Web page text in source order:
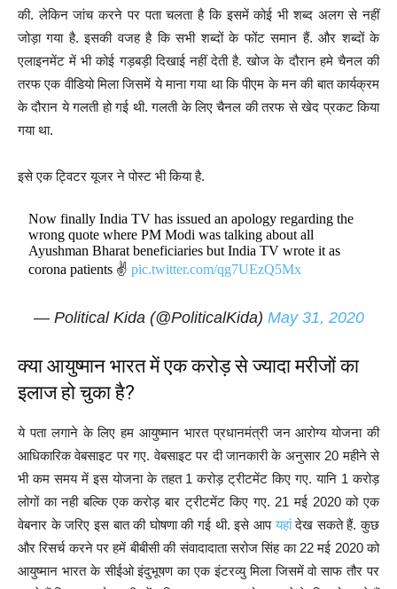
की. लेकिन जांच करने पर पता चलता है कि इसमें कोई भी शब्द अलग से नहीं
जोड़ा गया है. इसकी वजह है कि सभी शब्दों के फोंट समान हैं. और शब्दों के
एलाइनमेंट में भी कोई गड़बड़ी दिखाई नहीं देती है. खोज के दौरान हमे चैनल की
तरफ एक वीडियो मिला जिसमें ये माना गया था कि पीएम के मन की बात कार्यक्रम
के दौरान ये गलती हो गई थी. गलती के लिए चैनल की तरफ से खेद प्रकट किया
गया था.
इसे एक ट्विटर यूजर ने पोस्ट भी किया है.
Now finally India TV has issued an apology regarding the
wrong quote where PM Modi was talking about all
Ayushman Bharat beneficiaries but India TV wrote it as
corona patients ✌️pic.twitter.com/qg7UEzQ5Mx
— Political Kida (@PoliticalKida) May 31, 2020
क्या आयुष्मान भारत में एक करोड़ से ज्यादा मरीजों का
इलाज हो चुका है?
ये पता लगाने के लिए हम आयुष्मान भारत प्रधानमंत्री जन आरोग्य योजना की
आधिकारिक वेबसाइट पर गए. वेबसाइट पर दी जानकारी के अनुसार 20 महीने से
भी कम समय में इस योजना के तहत 1 करोड़ ट्रीटमेंट किए गए. यानि 1 करोड़
लोगों का नही बल्कि एक करोड़ बार ट्रीटमेंट किए गए. 21 मई 2020 को एक
वेबनार के जरिए इस बात की घोषणा की गई थी. इसे आपयहांदेख सकते हैं. कुछ
और रिसर्च करने पर हमें बीबीसी की संवादादाता सरोज सिंह का 22 मई 2020 को
आयुष्मान भारत के सीईओ इंदुभूषण का एक इंटरव्यु मिला जिसमें वो साफ तौर पर